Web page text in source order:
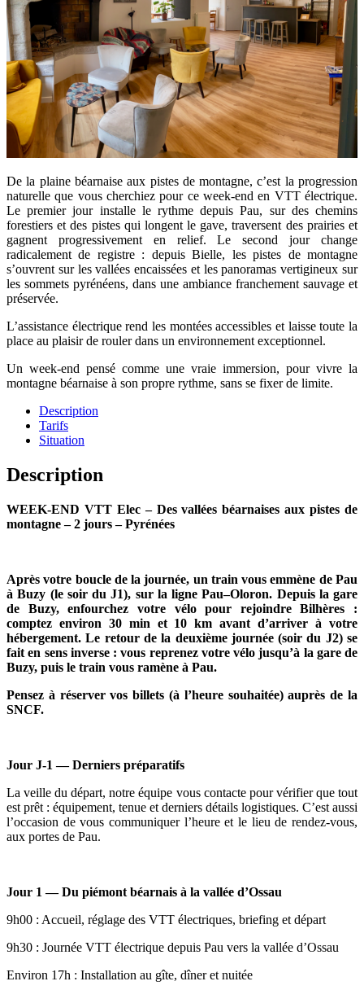
De la plaine béarnaise aux pistes de montagne, c’est la progression
naturelle que vous cherchiez pour ce week-end en VTT électrique.
Le premier jour installe le rythme depuis Pau, sur des chemins
forestiers et des pistes qui longent le gave, traversent des prairies et
gagnent progressivement en relief. Le second jour change
radicalement de registre : depuis Bielle, les pistes de montagne
s’ouvrent sur les vallées encaissées et les panoramas vertigineux sur
les sommets pyrénéens, dans une ambiance franchement sauvage et
préservée.
L’assistance électrique rend les montées accessibles et laisse toute la
place au plaisir de rouler dans un environnement exceptionnel.
Un week-end pensé comme une vraie immersion, pour vivre la
montagne béarnaise à son propre rythme, sans se fixer de limite.
Description
Tarifs
Situation
Description
WEEK-END VTT Elec – Des vallées béarnaises aux pistes de
montagne – 2 jours – Pyrénées
Après votre boucle de la journée, un train vous emmène de Pau
à Buzy (le soir du J1), sur la ligne Pau–Oloron. Depuis la gare
de Buzy, enfourchez votre vélo pour rejoindre Bilhères :
comptez environ 30 min et 10 km avant d’arriver à votre
hébergement. Le retour de la deuxième journée (soir du J2) se
fait en sens inverse : vous reprenez votre vélo jusqu’à la gare de
Buzy, puis le train vous ramène à Pau.
Pensez à réserver vos billets (à l’heure souhaitée) auprès de la
SNCF.
Jour J-1 — Derniers préparatifs
La veille du départ, notre équipe vous contacte pour vérifier que tout
est prêt : équipement, tenue et derniers détails logistiques. C’est aussi
l’occasion de vous communiquer l’heure et le lieu de rendez-vous,
aux portes de Pau.
Jour 1 — Du piémont béarnais à la vallée d’Ossau
9h00 : Accueil, réglage des VTT électriques, briefing et départ
9h30 : Journée VTT électrique depuis Pau vers la vallée d’Ossau
Environ 17h : Installation au gîte, dîner et nuitée